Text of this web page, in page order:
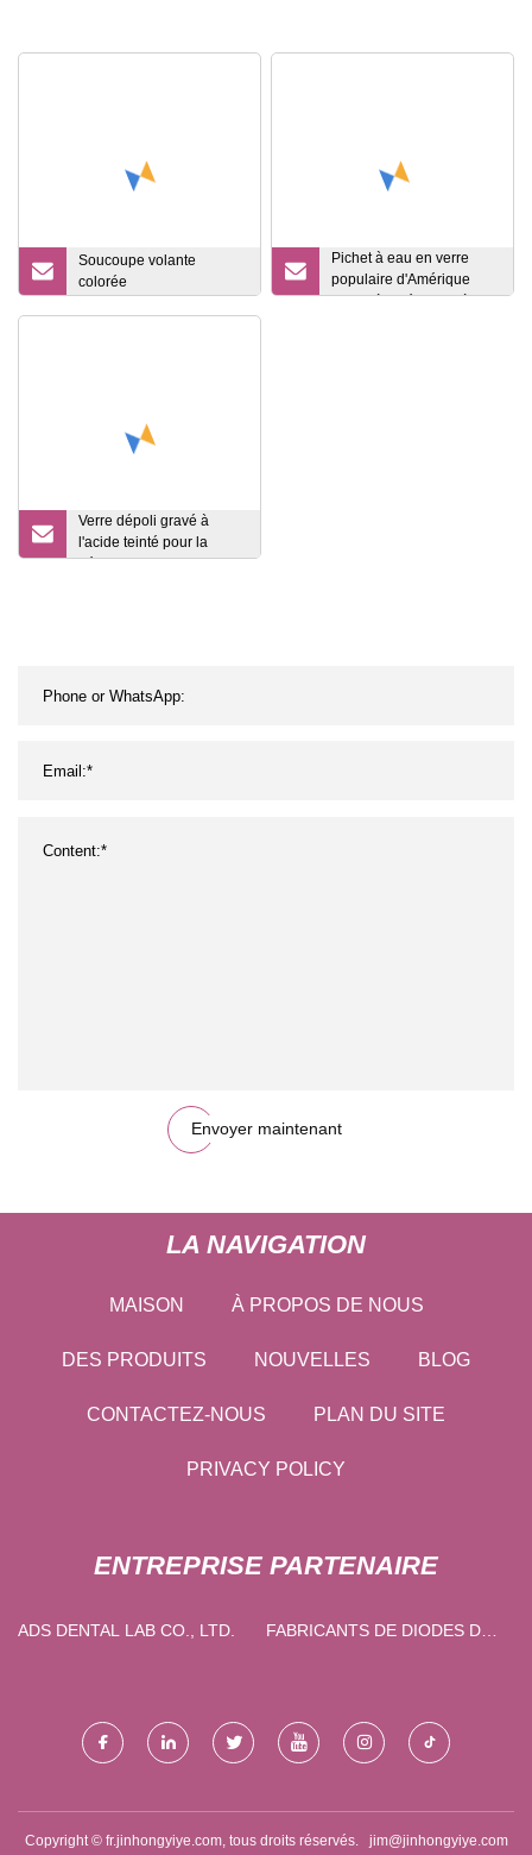
Soucoupe volante
colorée
Pichet à eau en verre
populaire d'Amérique
Pichet à café Pichet à eau
Verre dépoli gravé à
l'acide teinté pour la
décoration
Envoyer maintenant
LA NAVIGATION
MAISON À PROPOS DE NOUS
DES PRODUITS NOUVELLES BLOG
CONTACTEZ-NOUS PLAN DU SITE
PRIVACY POLICY
ENTREPRISE PARTENAIRE
ADS DENTAL LAB CO., LTD.
FABRICANTS DE DIODES DE
Copyright © fr.jinhongyiye.com, tous droits réservés. jim@jinhongyiye.com